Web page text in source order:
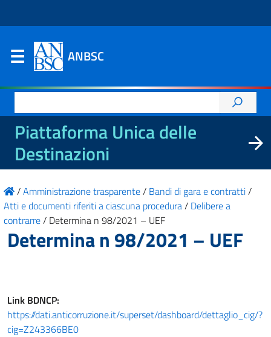
ANBSC
per:
Piattaforma Unica delle
Destinazioni
/Amministrazione trasparente/ Bandi di gara e contratti/
Atti e documenti riferiti a ciascuna procedura/ Delibere a
contrarre/ Determina n 98/2021 – UEF
Determina n 98/2021 – UEF
Link BDNCP:
https://dati.anticorruzione.it/superset/dashboard/dettaglio_cig/?
cig=Z243366BE0